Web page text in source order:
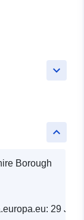
keyboard_arrow_down
keyboard_arrow_up
Borough
29 July